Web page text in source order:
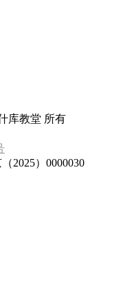
库教堂 所有
2025）0000030